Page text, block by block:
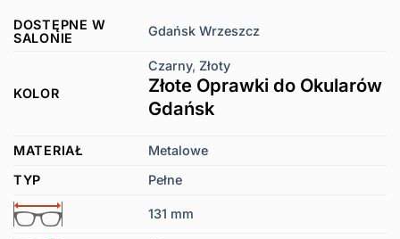
DOSTĘPNE W
SALONIE
Gdańsk Wrzeszcz
KOLOR
Czarny,Złoty
Złote Oprawki do Okularów
Gdańsk
MATERIAŁ
Metalowe
TYP
Pełne
131 mm